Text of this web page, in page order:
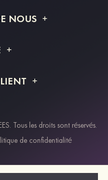
NOUS
Tous les droits sont réservés.
de confidentialité